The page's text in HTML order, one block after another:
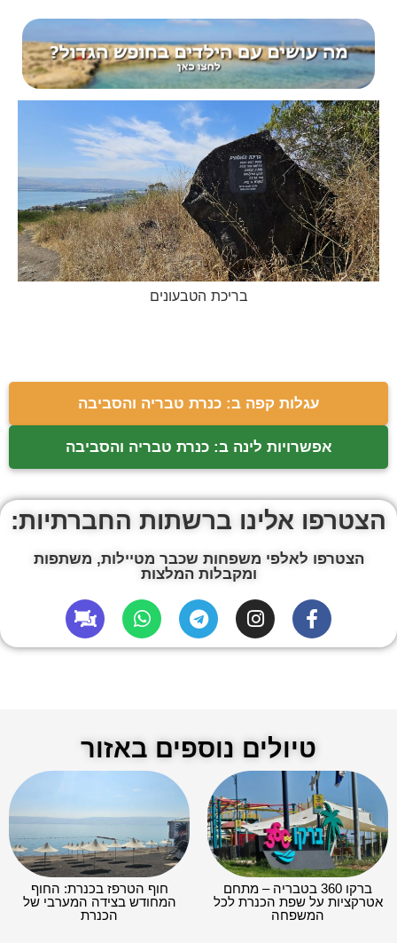
בריכת הטבעונים
עגלות קפה ב: כנרת טבריה והסביבה
אפשרויות לינה ב: כנרת טבריה והסביבה
הצטרפו אלינו ברשתות החברתיות:
הצטרפו לאלפי משפחות שכבר מטיילות, משתפות
ומקבלות המלצות
טיולים נוספים באזור
ברקו 360 בטבריה – מתחם
אטרקציות על שפת הכנרת לכל
המשפחה
חוף הטרפז בכנרת: החוף
המחודש בצידה המערבי של
הכנרת